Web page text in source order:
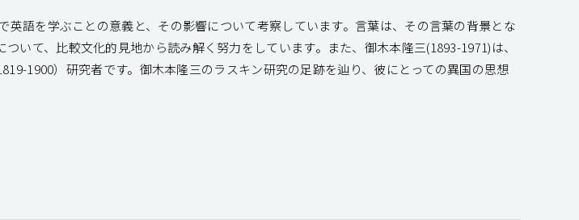
語を学ぶことの意義と、その影響について考察しています。言葉は、その言葉の背景とな
いて、比較文化的見地から読み解く努力をしています。また、御木本隆三(1893-1971)は、
1900）研究者です。御木本隆三のラスキン研究の足跡を辿り、彼にとっての異国の思想